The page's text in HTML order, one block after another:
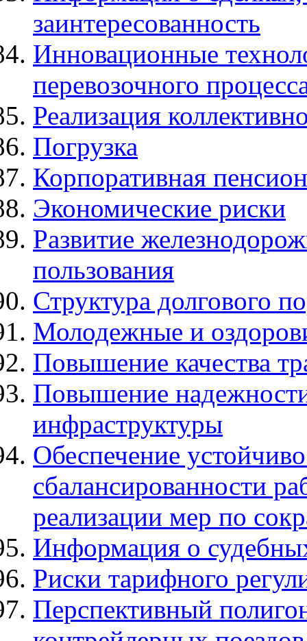
заинтересованность
Инновационные
перевозочного
Реализация
Погрузка
Корпоративная
Экономические риски
Развитие
пользования
Структура долгового
Молодежные и
Повышение качества
Повышение
инфраструктуры
Обеспечение
сбалансированности
реализации мер по
Информация о
Риски тарифного
Перспективный